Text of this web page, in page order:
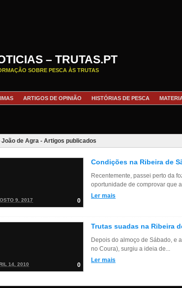
– TRUTAS.PT
SOBRE PESCA ÀS TRUTAS
ARTIGOS DE OPINIÃO HISTÓRIAS DE PESCA
João de Agra - Artigos publicados
0
9, 2017
Condições na Ribeira de
Recentemente, passei perto da
oportunidade de comprovar que
Ler mais
0
14, 2010
Trutas suadas na Ribeira
Depois do almoço de Sábado, e
no Coura), surgiu a ideia de...
Ler mais